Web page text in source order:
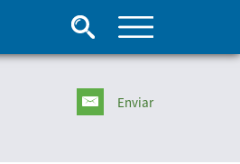
Enviar